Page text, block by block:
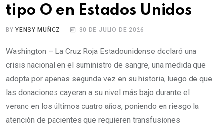
tipo O en Estados Unidos
BYYENSY MUÑOZ 30 DE JULIO DE 2026
Washington – La Cruz Roja Estadounidense declaró una
crisis nacional en el suministro de sangre, una medida que
adopta por apenas segunda vez en su historia, luego de que
las donaciones cayeran a su nivel más bajo durante el
verano en los últimos cuatro años, poniendo en riesgo la
atención de pacientes que requieren transfusiones